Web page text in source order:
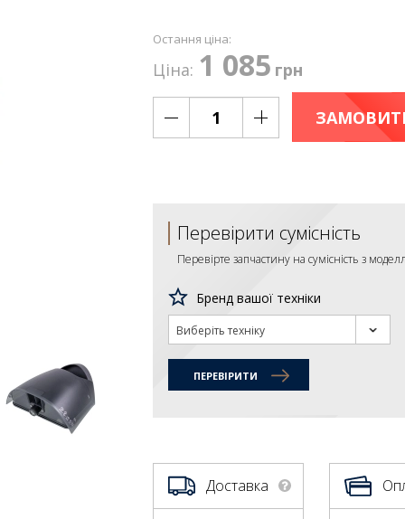
Остання ціна:
Ціна: 1 085 грн
Перевірити сумісність
Перевірте запчастину на сумісність з
Бренд вашої техніки
Виберіть техніку
ПЕРЕВІРИТИ
Доставка